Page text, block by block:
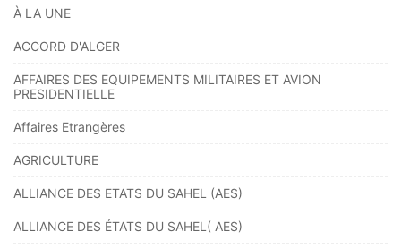
À LA UNE
ACCORD D'ALGER
AFFAIRES DES EQUIPEMENTS MILITAIRES ET AVION
PRESIDENTIELLE
Affaires Etrangères
AGRICULTURE
ALLIANCE DES ETATS DU SAHEL (AES)
ALLIANCE DES ÉTATS DU SAHEL( AES)